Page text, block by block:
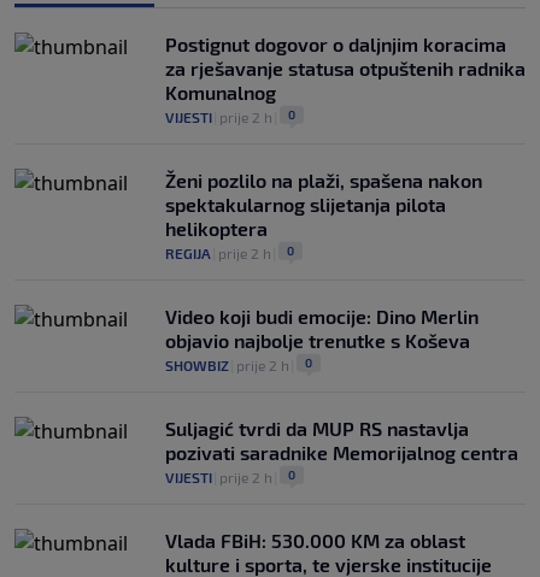
Postignut dogovor o daljnjim koracima
za rješavanje statusa otpuštenih radnika
Komunalnog
VIJESTI prije 2 h 0
Ženi pozlilo na plaži, spašena nakon
spektakularnog slijetanja pilota
helikoptera
REGIJA prije 2 h 0
Video koji budi emocije: Dino Merlin
objavio najbolje trenutke s Koševa
SHOWBIZ prije 2 h 0
Suljagić tvrdi da MUP RS nastavlja
pozivati saradnike Memorijalnog centra
VIJESTI prije 2 h 0
Vlada FBiH: 530.000 KM za oblast
kulture i sporta, te vjerske institucije